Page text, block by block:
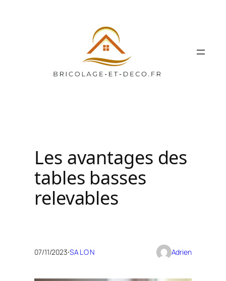
Les avantages des
tables basses
relevables
07/11/2023·SALON Adrien